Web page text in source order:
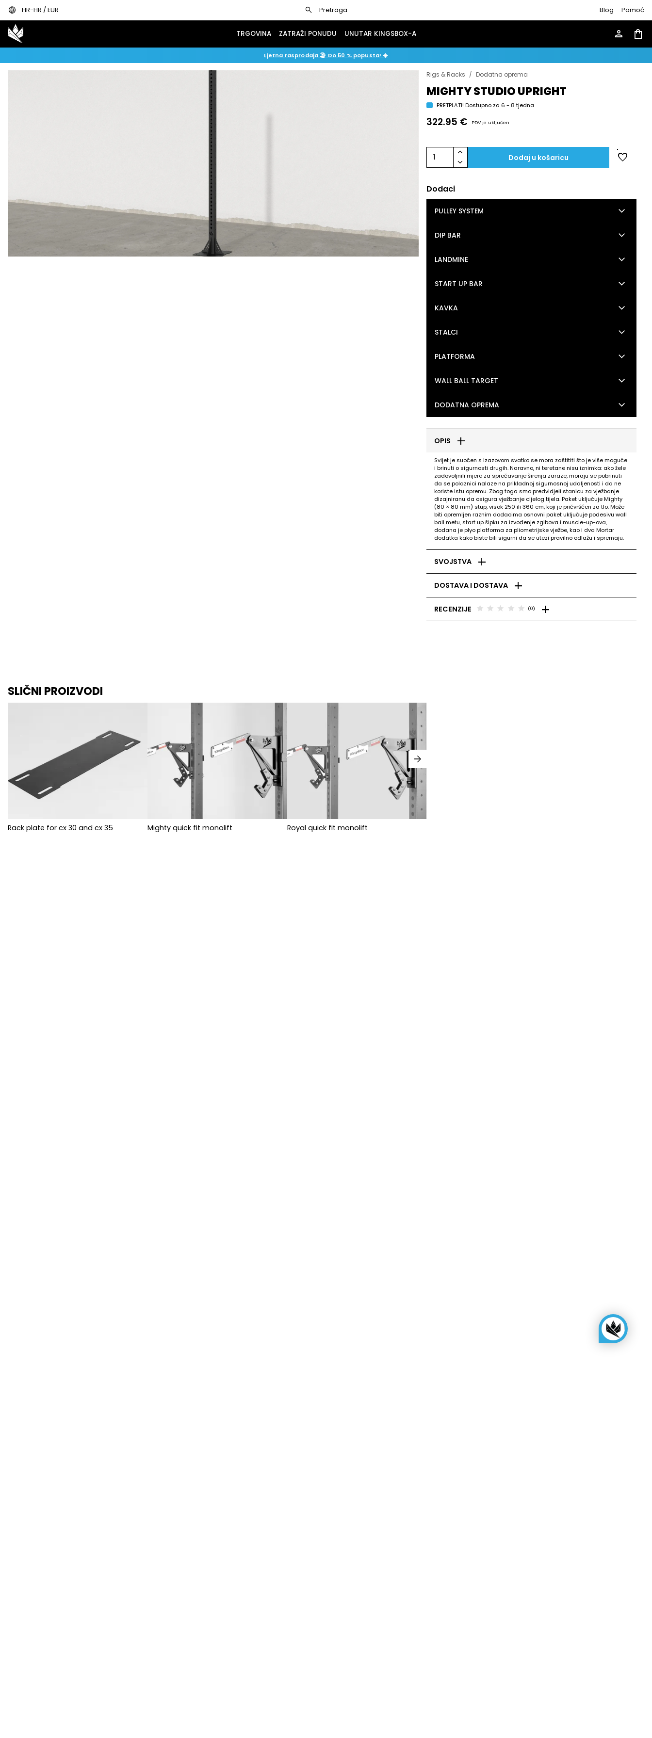
language HR-HR / EUR search Pretraga Blog Pomoć
TRGOVINA ZATRAŽI PONUDU UNUTAR KINGSBOX-A person shopping_bag
Ljetna rasprodaja 🏖️ Do 50 % popusta! ☀️
Rigs & Racks / Dodatna oprema
MIGHTY STUDIO UPRIGHT
PRETPLATI! Dostupno za 6 - 8 tjedna
322.95 € PDV je uključen
1
keyboard_arrow_up
keyboard_arrow_down
Dodaj u košaricu favorite
Dodaci
PULLEY SYSTEM keyboard_arrow_down
DIP BAR keyboard_arrow_down
LANDMINE keyboard_arrow_down
START UP BAR keyboard_arrow_down
KAVKA keyboard_arrow_down
STALCI keyboard_arrow_down
PLATFORMA keyboard_arrow_down
WALL BALL TARGET keyboard_arrow_down
DODATNA OPREMA keyboard_arrow_down
OPIS add
Svijet je suočen s izazovom svatko se mora zaštititi što je više moguće
i brinuti o sigurnosti drugih. Naravno, ni teretane nisu iznimka: ako žele
zadovoljnili mjere za sprečavanje širenja zaraze, moraju se pobrinuti
da se polaznici nalaze na prikladnoj sigurnosnoj udaljenosti i da ne
koriste istu opremu. Zbog toga smo predvidjeli stanicu za vježbanje
dizajniranu da osigura vježbanje cijelog tijela. Paket uključuje Mighty
(80 × 80 mm) stup, visok 250 ili 360 cm, koji je pričvršćen za tlo. Može
biti opremljen raznim dodacima osnovni paket uključuje podesivu wall
ball metu, start up šipku za izvođenje zgibova i muscle-up-ova,
dodana je plyo platforma za pliometrijske vježbe, kao i dva Mortar
dodatka kako biste bili sigurni da se utezi pravilno odlažu i spremaju.
SVOJSTVA add
DOSTAVA I DOSTAVA add
RECENZIJE star star star star star (0) add
SLIČNI PROIZVODI
Rack plate for cx 30 and cx 35 Mighty quick fit monolift Royal quick fit monolift
arrow_forward